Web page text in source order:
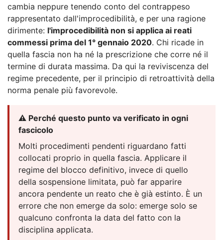
cambia neppure tenendo conto del contrappeso
rappresentato dall'improcedibilità, e per una ragione
dirimente: l'improcedibilità non si applica ai reati
commessi prima del 1° gennaio 2020. Chi ricade in
quella fascia non ha né la prescrizione che corre né il
termine di durata massima. Da qui la reviviscenza del
regime precedente, per il principio di retroattività della
norma penale più favorevole.
⚠️ Perché questo punto va verificato in ogni
fascicolo
Molti procedimenti pendenti riguardano fatti
collocati proprio in quella fascia. Applicare il
regime del blocco definitivo, invece di quello
della sospensione limitata, può far apparire
ancora pendente un reato che è già estinto. È un
errore che non emerge da solo: emerge solo se
qualcuno confronta la data del fatto con la
disciplina applicata.